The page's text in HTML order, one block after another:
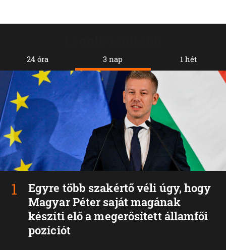
24 óra 3 nap
Egyre több szakértő véli úgy, hogy
Magyar Péter saját magának
készíti elő a megerősített államfői
pozíciót
1 hét